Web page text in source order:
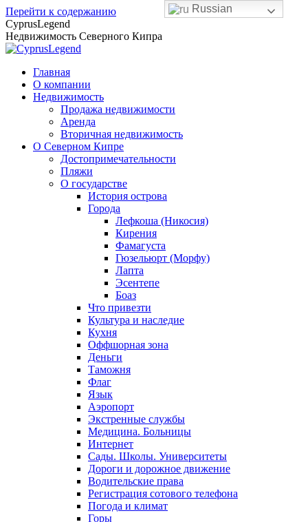
Перейти к содержанию
CyprusLegend
Недвижимость Северного Кипра
Главная
О компании
Недвижимость
Продажа недвижимости
Аренда
Вторичная недвижимость
О Северном Кипре
Достопримечательности
Пляжи
О государстве
История острова
Города
Лефкоша (Никосия)
Кирения
Фамагуста
Гюзельюрт (Морфу)
Лапта
Эсентепе
Боаз
Что привезти
Культура и наследие
Кухня
Оффшорная зона
Деньги
Таможня
Флаг
Язык
Аэропорт
Экстренные службы
Медицина. Больницы
Интернет
Сады. Школы. Университеты
Дороги и дорожное движение
Водительские права
Регистрация сотового телефона
Погода и климат
Горы
Russian